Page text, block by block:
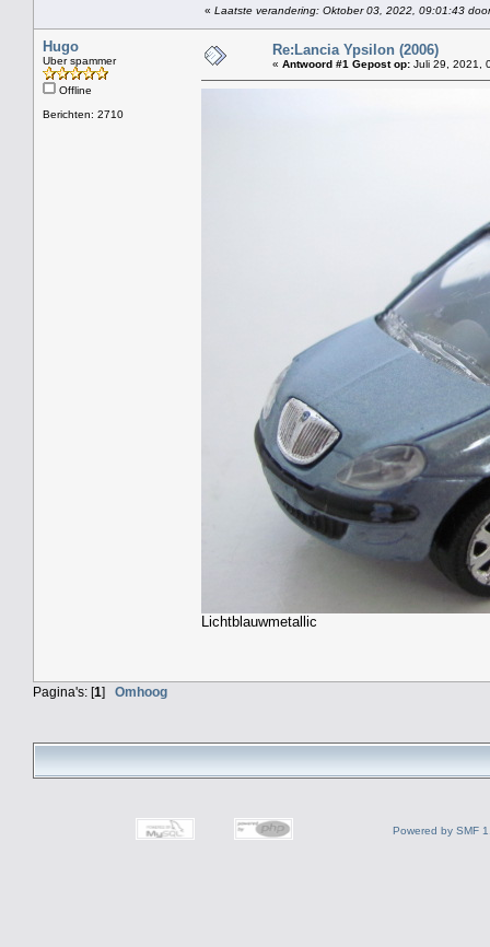
« Laatste verandering: Oktober 03, 2022, 09:01:43
Hugo
Uber spammer
Offline
Berichten: 2710
Re:Lancia Ypsilon (2006)
« Antwoord #1 Gepost op: Juli 29, 2021,
Lichtblauwmetallic
Pagina's: [1] Omhoog
Powered by SMF